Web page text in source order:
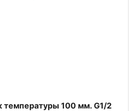
температуры 100 мм. G1/2